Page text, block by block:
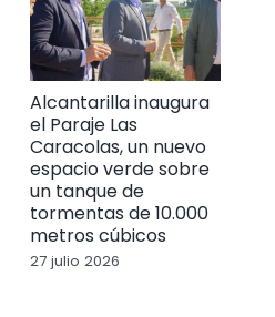
Alcantarilla inaugura
el Paraje Las
Caracolas, un nuevo
espacio verde sobre
un tanque de
tormentas de 10.000
metros cúbicos
27 julio 2026